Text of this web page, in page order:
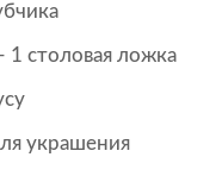
столовая ложка
украшения